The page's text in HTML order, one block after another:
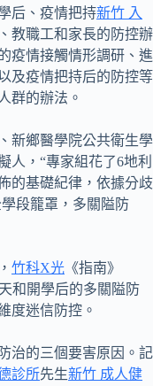
后、疫情把持新竹 入
教職工和家長的防控辦
疫情接觸情形調研、進
及疫情把持后的防控等
群的辦法。
新鄉醫學院公共衛生學
人，“專家組花了6地利
的基礎紀律，依據分歧
段籠罩，多關隘防
竹科X光 《指南》
和開學后的多關隘防
度迷信防控。
治的三個要害原因。記
診所先生新竹 成人健